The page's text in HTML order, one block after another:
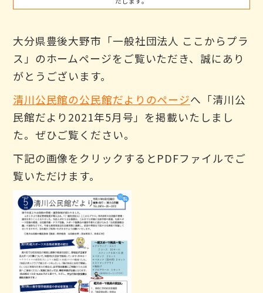
大分県豊後大野市「一般社団法人 ここからプラ
ス」のホームページをご覧いただき、誠にあり
がとうございます。
清川公民館の公民館だよりのページへ「清川公
民館だより2021年5月号」を掲載いたしまし
た。ぜひご覧ください。
下記の画像をクリックするとPDFファイルでご
覧いただけます。